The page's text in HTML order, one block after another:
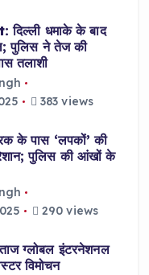
धमाके के बाद
पुलिस ने तेज की
तलाशी
383 views
के पास ‘लपकों’ की
पुलिस की आंखों के
290 views
ग्लोबल इंटरनेशनल
विमोचन